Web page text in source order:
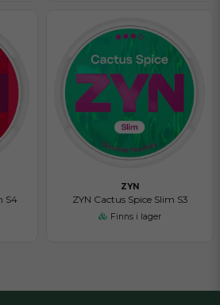
S4
ZYN
ZYN Cactus Spice Slim S3
Finns i lager